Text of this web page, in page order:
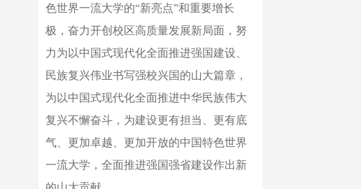
色世界一流大学的“新亮点”和重要增长
极，奋力开创校区高质量发展新局面，努
力为以中国式现代化全面推进强国建设、
民族复兴伟业书写强校兴国的山大篇章，
为以中国式现代化全面推进中华民族伟大
复兴不懈奋斗，为建设更有担当、更有底
气、更加卓越、更加开放的中国特色世界
一流大学，全面推进强国强省建设作出新